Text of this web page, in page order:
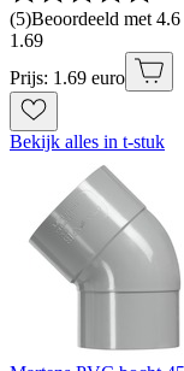
(5)Beoordeeld met
1 .69
Prijs: 1.69 euro
Bekijk alles in t-stuk